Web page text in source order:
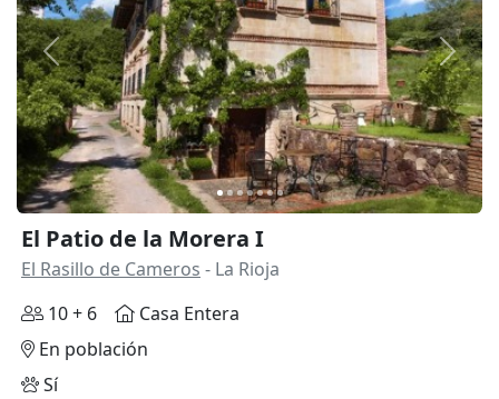
Anterior
El Patio de la Morera I
El Rasillo de Cameros - La Rioja
10 + 6
Casa Entera
En población
Sí